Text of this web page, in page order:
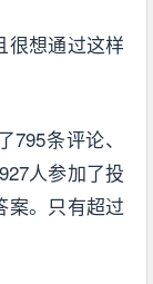
很想通过这样
条评论、
人参加了投
案。只有超过